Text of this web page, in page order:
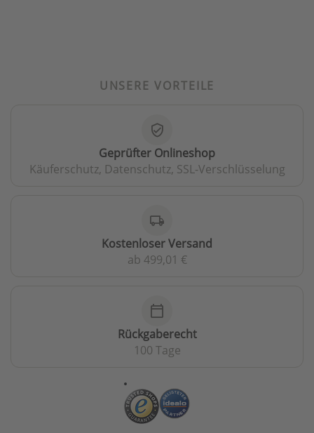
UNSERE VORTEILE
verified_user
Geprüfter Onlineshop
Käuferschutz, Datenschutz, SSL-Verschlüsselung
local_shipping
Kostenloser Versand
ab 499,01 €
calendar_today
Rückgaberecht
100 Tage